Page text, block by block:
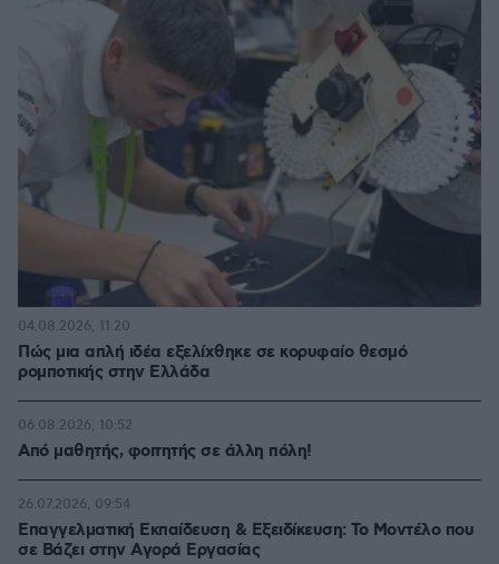
Πώς μια απλή ιδέα εξελίχθηκε σε κορυφαίο θεσμό
ρομποτικής στην Ελλάδα
04.08.2026, 11:20
Από μαθητής, φοιτητής σε άλλη πόλη!
06.08.2026, 10:52
Επαγγελματική Εκπαίδευση & Εξειδίκευση: Το Mοντέλο που
σε Bάζει στην Aγορά Eργασίας
26.07.2026, 09:54